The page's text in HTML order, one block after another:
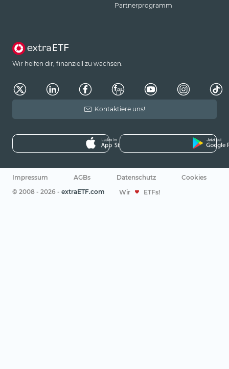
Partnerprogramm
Wir helfen dir, finanziell zu wachsen.
Kontaktiere uns!
Impressum AGBs Datenschutz
Cookies
© 2008 - 2026 - extraETF.com Wir ETFs!